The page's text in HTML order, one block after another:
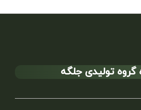
گروه تولیدی جلگه